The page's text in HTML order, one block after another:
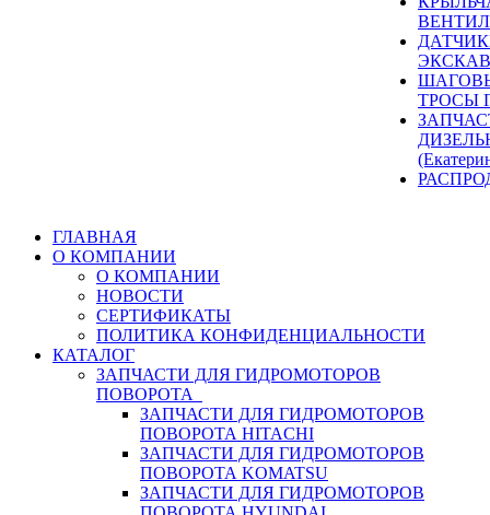
ТРОСЫ
ГЛАВНАЯ
О КОМПАНИИ
О КОМПАНИИ
НОВОСТИ
СЕРТИФИКАТЫ
ПОЛИТИКА КОНФИДЕНЦИАЛЬНОСТИ
КАТАЛОГ
ЗАПЧАСТИ ДЛЯ ГИДРОМОТОРОВ
ПОВОРОТА
ЗАПЧАСТИ ДЛЯ ГИДРОМОТОРОВ
ПОВОРОТА HITACHI
ЗАПЧАСТИ ДЛЯ ГИДРОМОТОРОВ
ПОВОРОТА KOMATSU
ЗАПЧАСТИ ДЛЯ ГИДРОМОТОРОВ